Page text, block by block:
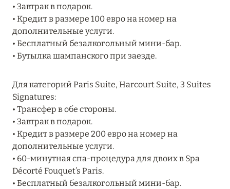
Подробнее
11 декабря 2024
RIXOS PREMIUM SAADIYAT ISLAND ABU DHABI:
ЭКСКЛЮЗИВНО»
Подробнее
27 сентября 2024
HÔTEL BARRIÈRE LES NEIGES
• Завтрак в подарок.
• Кредит в размере 100 евро на номер на
дополнительные услуги.
• Бесплатный безалкогольный мини-бар.
• Бутылка шампанского при заезде.
Для категорий Paris Suite, Harcourt Suite, 3 Suites
Signatures:
• Трансфер в обе стороны.
• Завтрак в подарок.
• Кредит в размере 200 евро на номер на
дополнительные услуги.
• 60-минутная спа-процедура для двоих в Spa
Décorté Fouquet’s Paris.
• Бесплатный безалкогольный мини-бар.